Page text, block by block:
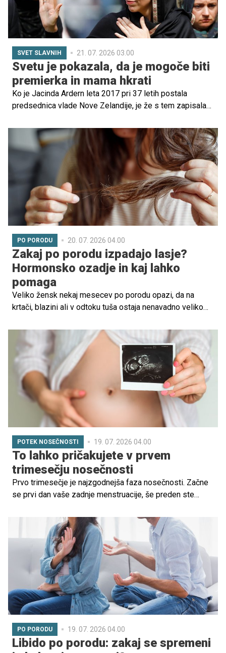
SVET SLAVNIH 21. 07. 2026 03.00
Svetu je pokazala, da je mogoče biti
premierka in mama hkrati
Ko je Jacinda Ardern leta 2017 pri 37 letih postala
predsednica vlade Nove Zelandije, je že s tem zapisala
vlado, kmalu zatem pa se je znašla pred še enim
zgodovinskim trenutkom, postala je ena redkih svetovnih
voditeljic, ki je rodila med opravljanjem mandata.
PO PORODU 20. 07. 2026 04.00
Zakaj po porodu izpadajo lasje?
Hormonsko ozadje in kaj lahko
pomaga
Veliko žensk nekaj mesecev po porodu opazi, da na
krtači, blazini ali v odtoku tuša ostaja nenavadno veliko
zaskrbljujoč, gre v večini primerov za normalen pojav,
povezan s hormonskimi spremembami po nosečnosti.
POTEK NOSEČNOSTI 19. 07. 2026 04.00
To lahko pričakujete v prvem
trimesečju nosečnosti
Prvo trimesečje je najzgodnejša faza nosečnosti. Začne
se prvi dan vaše zadnje menstruacije, še preden ste
velikih pričakovanj in hitrih sprememb za vas in vašega
PO PORODU 19. 07. 2026 04.00
Libido po porodu: zakaj se spremeni